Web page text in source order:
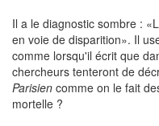
Il a le diagnostic sombre :
en voie de disparition». Il
comme lorsqu'il écrit que
chercheurs tenteront de
Parisien comme on le fait
mortelle ?